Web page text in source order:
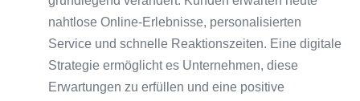
nahtlose Online-Erlebnisse, personalisierten
Service und schnelle Reaktionszeiten. Eine digitale
Strategie ermöglicht es Unternehmen, diese
Erwartungen zu erfüllen und eine positive